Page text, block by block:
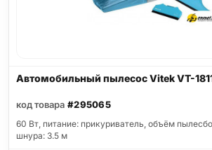
Автомобильный пылесос Vitek VT-
код товара #295065
60 Вт, питание: прикуриватель, объём
шнура: 3.5 м